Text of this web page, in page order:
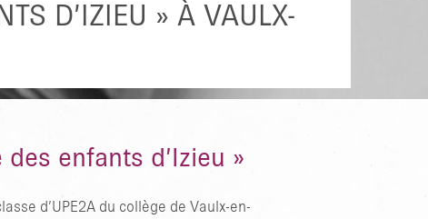
D’IZIEU » À VAULX-
enfants d’Izieu »
d’UPE2A du collège de Vaulx-en-